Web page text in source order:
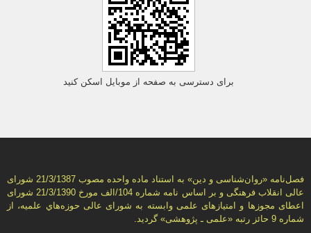
برای دسترسی به صفحه از موبایل اسکن کنید
فصل‌نامه «روان‌شناسی و دين» به استناد ماده واحده مصوب 21/3/1387 شورای
عالی انقلاب فرهنگی و بر اساس نامه شماره 104/الف مورخ 21/3/1390 شورای
اعطای مجوزها و امتيازهای علمی وابسته به شورای عالی حوزه‌هاي علميه، از
شماره 9 حائز رتبه «علمی ـ پژوهشی» گرديد.